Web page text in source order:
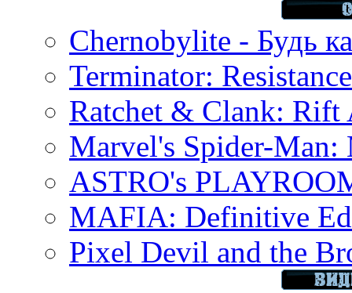
Chernobylite - Будь
Terminator:
Ratchet & Clank: Rift
Marvel's Spider-Man:
ASTRO's
MAFIA: Definitive
Pixel Devil and the